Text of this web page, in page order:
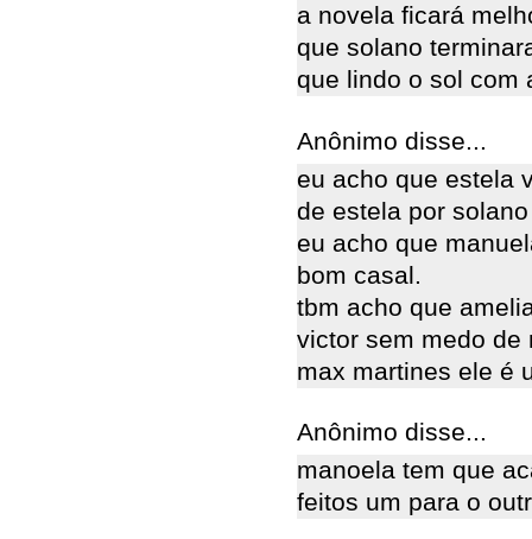
a novela ficará
que solano
que lindo o sol com
Anônimo disse...
eu acho que estela
de estela por
eu acho que
bom casal.
tbm acho que
victor sem medo de
max martines ele é
Anônimo disse...
manoela tem que
feitos um para o